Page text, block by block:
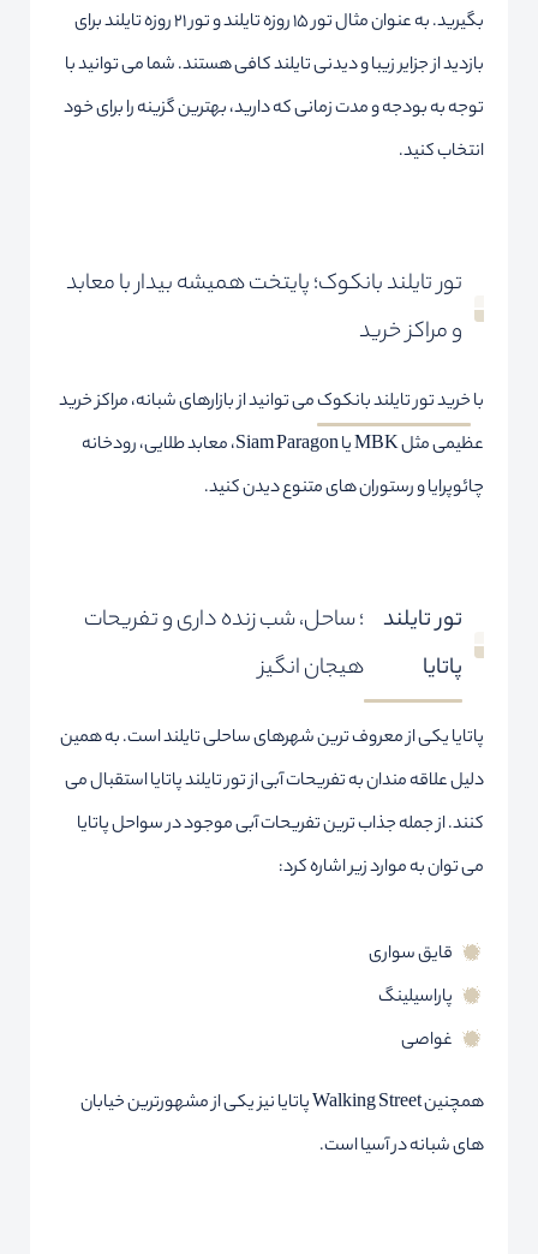
بگیرید. به عنوان مثال تور 15 روزه تایلند و تور 21 روزه تایلند برای
بازدید از جزایر زیبا و دیدنی تایلند کافی هستند. شما می توانید با
توجه به بودجه و مدت زمانی که دارید، بهترین گزینه را برای خود
انتخاب کنید.
تور تایلند بانکوک؛ پایتخت همیشه بیدار با معابد
و مراکز خرید
باخرید تور تایلند بانکوکمی توانید از بازارهای شبانه، مراکز خرید
عظیمی مثل MBK یا Siam Paragon، معابد طلایی، رودخانه
چائوپرایا و رستوران های متنوع دیدن کنید.
تور تایلند
پاتایا
؛ ساحل، شب زنده داری و تفریحات
هیجان انگیز
پاتایا یکی از معروف ترین شهرهای ساحلی تایلند است. به همین
دلیل علاقه مندان به تفریحات آبی از تور تایلند پاتایا استقبال می
کنند. از جمله جذاب ترین تفریحات آبی موجود در سواحل پاتایا
می توان به موارد زیر اشاره کرد:
قایق سواری
پاراسیلینگ
غواصی
همچنین Walking Street پاتایا نیز یکی از مشهورترین خیابان
های شبانه در آسیا است.